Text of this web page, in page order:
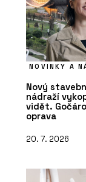
NOVINKY A
Nový
nádraží
vidět.
oprava
20. 7. 2026